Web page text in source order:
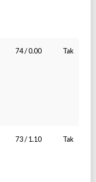
74 / 0.00 Tak
73 / 1.10 Tak